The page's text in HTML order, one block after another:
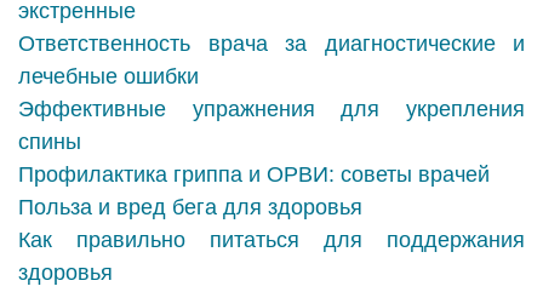
экстренные
Ответственность врача за диагностические и
лечебные ошибки
Эффективные упражнения для укрепления
спины
Профилактика гриппа и ОРВИ: советы врачей
Польза и вред бега для здоровья
Как правильно питаться для поддержания
здоровья